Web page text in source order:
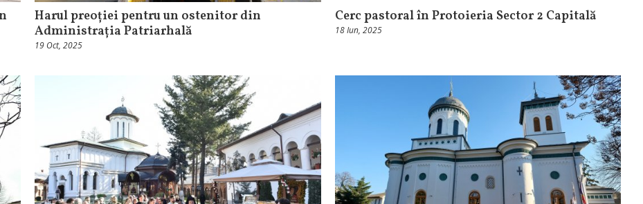
Harul preoției pentru un ostenitor din
Administrația Patriarhală
19 Oct, 2025
Cerc pastoral în Protoieria Sector 2 Capitală
18 Iun, 2025